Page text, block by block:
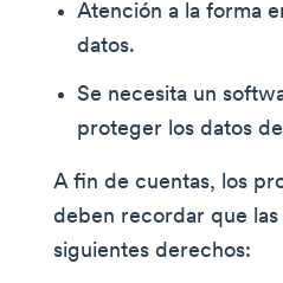
Atención a la forma
datos.
Se necesita un
proteger los datos
A fin de cuentas, los
deben recordar que
siguientes derechos: